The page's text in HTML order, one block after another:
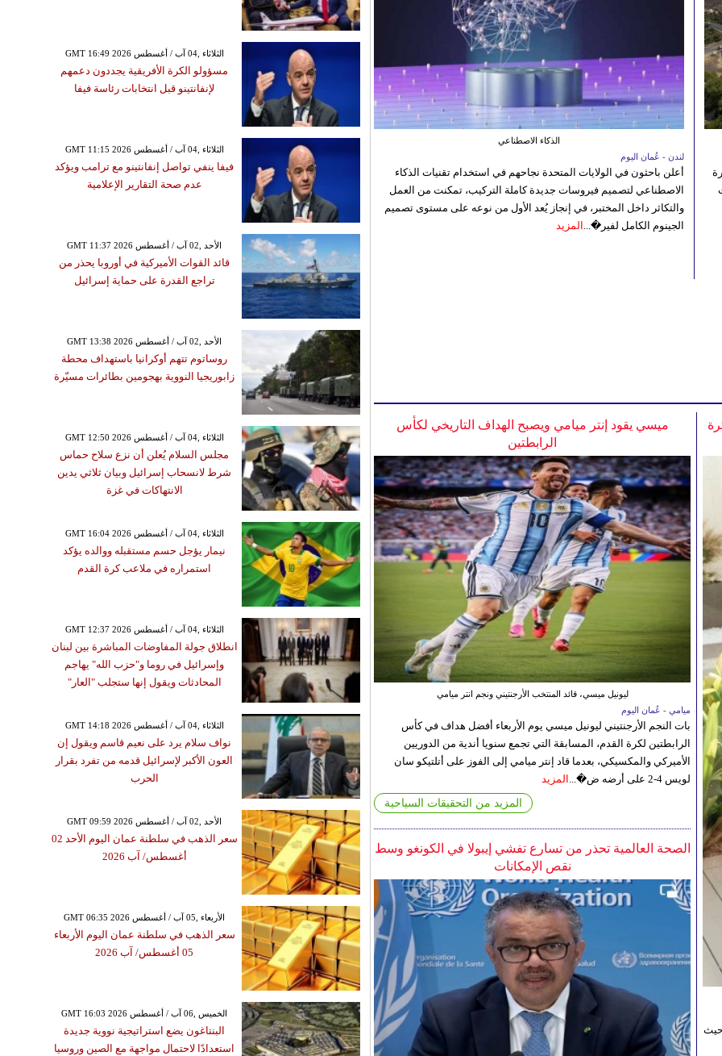
الذكاء الاصطناعي
لندن - عُمان اليوم
أعلن باحثون في الولايات المتحدة نجاحهم في استخدام تقنيات الذكاء
الاصطناعي لتصميم فيروسات جديدة كاملة التركيب، تمكنت من العمل
والتكاثر داخل المختبر، في إنجاز يُعد الأول من نوعه على مستوى تصميم
الجينوم الكامل لفير�... المزيد
ميسي يقود إنتر ميامي ويصبح الهداف التاريخي لكأس
الرابطتين
ليونيل ميسي، قائد المنتخب الأرجنتيني ونجم انتر ميامي
ميامي - عُمان اليوم
بات النجم الأرجنتيني ليونيل ميسي يوم الأربعاء أفضل هداف في كأس
الرابطتين لكرة القدم، المسابقة التي تجمع سنويا أندية من الدوريين
الأميركي والمكسيكي، بعدما قاد إنتر ميامي إلى الفوز على أتلتيكو سان
لويس 4-2 على أرضه ض�...
المزيد
المزيد من التحقيقات السياحية
الصحة العالمية تحذر من تسارع تفشي إيبولا في الكونغو وسط
نقص الإمكانات
حيث
GMT 16:49 2026 الثلاثاء ,04 آب / أغسطس
مسؤولو الكرة الأفريقية يجددون دعمهم
لإنفانتينو قبل انتخابات رئاسة فيفا
GMT 11:15 2026 الثلاثاء ,04 آب / أغسطس
فيفا ينفي تواصل إنفانتينو مع ترامب ويؤكد
عدم صحة التقارير الإعلامية
GMT 11:37 2026 الأحد ,02 آب / أغسطس
قائد القوات الأميركية في أوروبا يحذر من
تراجع القدرة على حماية إسرائيل
GMT 13:38 2026 الأحد ,02 آب / أغسطس
روساتوم تتهم أوكرانيا باستهداف محطة
زابوريجيا النووية بهجومين بطائرات مسيّرة
GMT 12:50 2026 الثلاثاء ,04 آب / أغسطس
مجلس السلام يُعلن أن نزع سلاح حماس
شرط لانسحاب إسرائيل وبيان ثلاثي يدين
الانتهاكات في غزة
GMT 16:04 2026 الثلاثاء ,04 آب / أغسطس
نيمار يؤجل حسم مستقبله ووالده يؤكد
استمراره في ملاعب كرة القدم
GMT 12:37 2026 الثلاثاء ,04 آب / أغسطس
انطلاق جولة المفاوضات المباشرة بين لبنان
وإسرائيل في روما و"حزب الله" يهاجم
المحادثات ويقول إنها ستجلب "العار"
GMT 14:18 2026 الثلاثاء ,04 آب / أغسطس
نواف سلام يرد على نعيم قاسم ويقول إن
العون الأكبر لإسرائيل قدمه من تفرد بقرار
الحرب
GMT 09:59 2026 الأحد ,02 آب / أغسطس
سعر الذهب في سلطنة عمان اليوم الأحد 02
أغسطس/ آب 2026
GMT 06:35 2026 الأربعاء ,05 آب / أغسطس
سعر الذهب في سلطنة عمان اليوم الأربعاء
05 أغسطس/ آب 2026
GMT 16:03 2026 الخميس ,06 آب / أغسطس
البنتاغون يضع استراتيجية نووية جديدة
استعدادًا لاحتمال مواجهة مع الصين وروسيا